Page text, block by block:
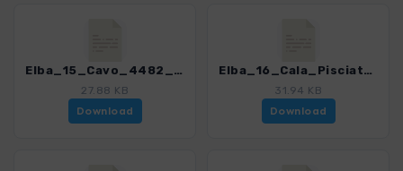
Elba_15_Cavo_4482_5.gpx
27.88 KB
Download
Elba_16_Cala_Pisciatoio_Mandriola_4482_5.gpx
31.94 KB
Download